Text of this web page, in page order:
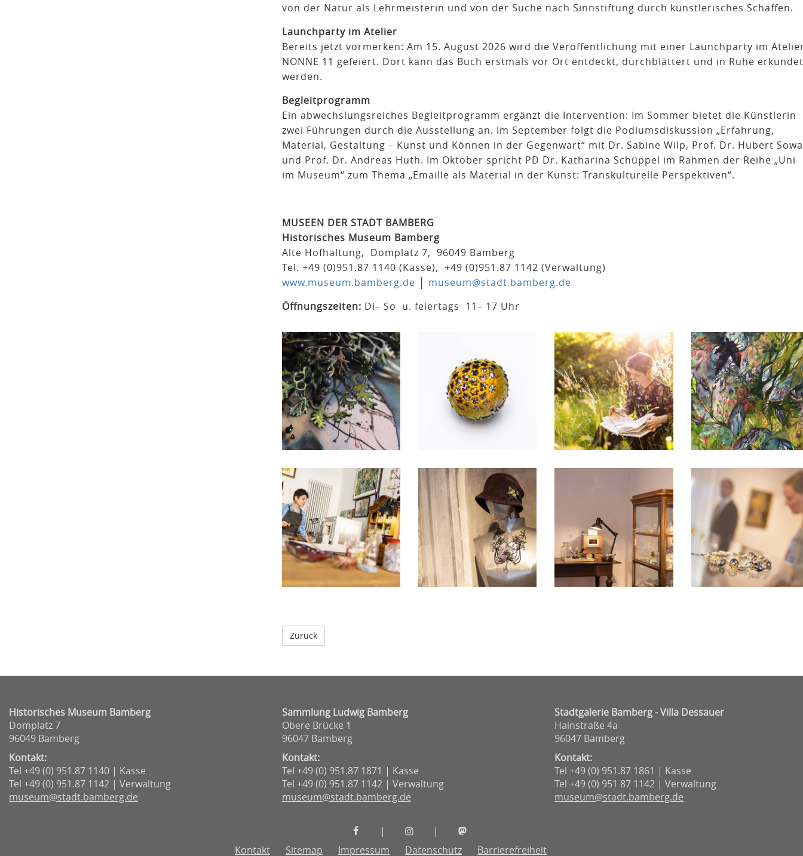
von der Natur als Lehrmeisterin und von der Suche nach Sinnstiftung durch künstlerisches Schaffen.
Launchparty im Atelier
Bereits jetzt vormerken: Am 15. August 2026 wird die Veröffentlichung mit einer Launchparty im
NONNE 11 gefeiert. Dort kann das Buch erstmals vor Ort entdeckt, durchblättert und in Ruhe erkundet
werden.
Begleitprogramm
Ein abwechslungsreiches Begleitprogramm ergänzt die Intervention: Im Sommer bietet die Künstlerin
zwei Führungen durch die Ausstellung an. Im September folgt die Podiumsdiskussion „Erfahrung,
Material, Gestaltung – Kunst und Können in der Gegenwart“ mit Dr. Sabine Wilp, Prof. Dr. Hubert Sowa
und Prof. Dr. Andreas Huth. Im Oktober spricht PD Dr. Katharina Schüppel im Rahmen der Reihe „Uni
im Museum“ zum Thema „Emaille als Material in der Kunst: Transkulturelle Perspektiven“.
MUSEEN DER STADT BAMBERG
Historisches Museum Bamberg
Alte Hofhaltung, Domplatz 7, 96049 Bamberg
Tel. +49 (0)951.87 1140 (Kasse), +49 (0)951.87 1142 (Verwaltung)
www.museum.bamberg.de
museum@stadt.bamberg.de
Öffnungszeiten: Di– So u. feiertags 11– 17 Uhr
Historisches Museum Bamberg
Domplatz 7
96049 Bamberg
Kontakt:
Tel +49 (0) 951.87 1140 | Kasse
Tel +49 (0) 951.87 1142 | Verwaltung
museum@stadt.bamberg.de
Sammlung Ludwig Bamberg
Obere Brücke 1
96047 Bamberg
Kontakt:
Tel +49 (0) 951.87 1871 | Kasse
Tel +49 (0) 951.87 1142 | Verwaltung
museum@stadt.bamberg.de
Stadtgalerie Bamberg - Villa Dessauer
Hainstraße 4a
96047 Bamberg
Kontakt:
Tel +49 (0) 951.87 1861 | Kasse
Tel +49 (0) 951 87 1142 | Verwaltung
museum@stadt.bamberg.de
Museen
|
Museen
|
der
Kontakt Sitemap Impressum Datenschutz Barrierefreiheit